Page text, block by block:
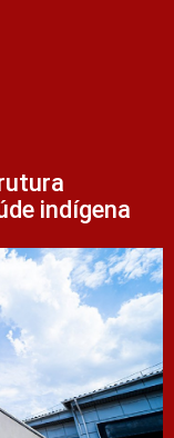
indígena